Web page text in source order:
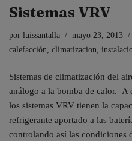
Sistemas VRV
por luissantalla
mayo 23, 2013
calefacción, climatizacion,
Sistemas de climatización del
análogo a la bomba de calor. A
los sistemas VRV tienen la
refrigerante aportado a las
controlando así las condiciones